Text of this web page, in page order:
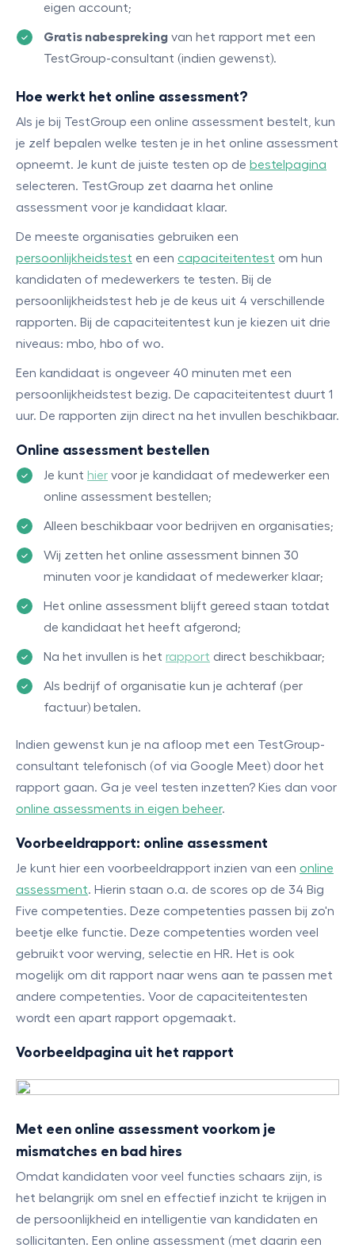
eigen account;
Gratis nabespreking van het rapport met een
TestGroup-consultant (indien gewenst).
Hoe werkt het online assessment?
Als je bij TestGroup een online assessment bestelt, kun
je zelf bepalen welke testen je in het online assessment
opneemt. Je kunt de juiste testen op de bestelpagina
selecteren. TestGroup zet daarna het online
assessment voor je kandidaat klaar.
De meeste organisaties gebruiken een
persoonlijkheidstest en een capaciteitentest om hun
kandidaten of medewerkers te testen. Bij de
persoonlijkheidstest heb je de keus uit 4 verschillende
rapporten. Bij de capaciteitentest kun je kiezen uit drie
niveaus: mbo, hbo of wo.
Een kandidaat is ongeveer 40 minuten met een
persoonlijkheidstest bezig. De capaciteitentest duurt 1
uur. De rapporten zijn direct na het invullen beschikbaar.
Online assessment bestellen
Je kunt hier voor je kandidaat of medewerker een
online assessment bestellen;
Alleen beschikbaar voor bedrijven en organisaties;
Wij zetten het online assessment binnen 30
minuten voor je kandidaat of medewerker klaar;
Het online assessment blijft gereed staan totdat
de kandidaat het heeft afgerond;
Na het invullen is het rapport direct beschikbaar;
Als bedrijf of organisatie kun je achteraf (per
factuur) betalen.
Indien gewenst kun je na afloop met een TestGroup-
consultant telefonisch (of via Google Meet) door het
rapport gaan. Ga je veel testen inzetten? Kies dan voor
online assessments in eigen beheer.
Voorbeeldrapport: online assessment
Je kunt hier een voorbeeldrapport inzien van een online
assessment. Hierin staan o.a. de scores op de 34 Big
Five competenties. Deze competenties passen bij zo'n
beetje elke functie. Deze competenties worden veel
gebruikt voor werving, selectie en HR. Het is ook
mogelijk om dit rapport naar wens aan te passen met
andere competenties. Voor de capaciteitentesten
wordt een apart rapport opgemaakt.
Voorbeeldpagina uit het rapport
Met een online assessment voorkom je
mismatches en bad hires
Omdat kandidaten voor veel functies schaars zijn, is
het belangrijk om snel en effectief inzicht te krijgen in
de persoonlijkheid en intelligentie van kandidaten en
sollicitanten. Een online assessment (met daarin een